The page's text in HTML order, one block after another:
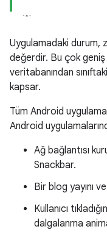
Uygulamadaki durum,
değerdir. Bu çok geniş
veritabanından
kapsar.
Tüm Android
Android
Ağ bağlantısı
Snackbar.
Bir blog yayını
Kullanıcı
dalgalanma